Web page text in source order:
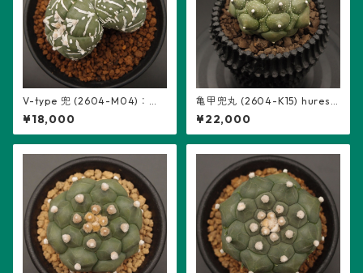
V-type 兜 (2604-M04)：ア
ストロフィツム属 ※実生、2頭
立ち、5稜
¥18,000
亀甲兜丸 (2604-K15) hureso
m鉢入り：アストロフィツム
属 ※実生
¥22,000